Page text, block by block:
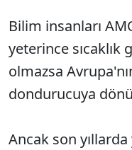
Bilim insanları
yeterince sıcaklık
olmazsa
dondurucuya
Ancak son yıllarda